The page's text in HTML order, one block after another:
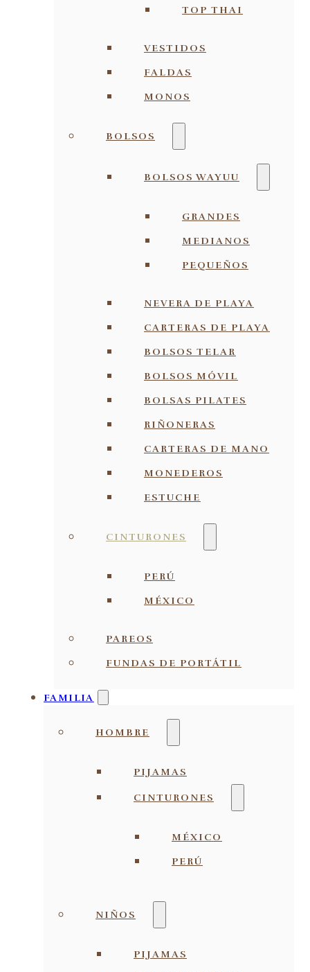
TOP THAI
VESTIDOS
FALDAS
MONOS
BOLSOS
BOLSOS WAYUU
GRANDES
MEDIANOS
PEQUEÑOS
NEVERA DE PLAYA
CARTERAS DE PLAYA
BOLSOS TELAR
BOLSOS MÓVIL
BOLSAS PILATES
RIÑONERAS
CARTERAS DE MANO
MONEDEROS
ESTUCHE
CINTURONES
PERÚ
MÉXICO
PAREOS
FUNDAS DE PORTÁTIL
FAMILIA
HOMBRE
PIJAMAS
CINTURONES
MÉXICO
PERÚ
NIÑOS
PIJAMAS